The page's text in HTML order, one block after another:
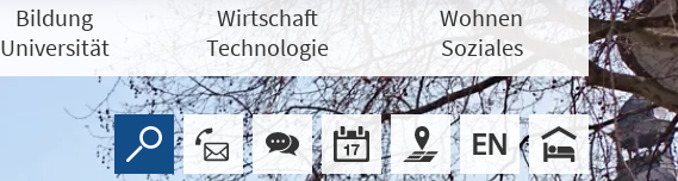
Bildung
Universität
Wirtschaft
Technologie
Wohnen
Soziales